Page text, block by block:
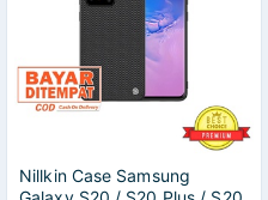
Nillkin Case Samsung